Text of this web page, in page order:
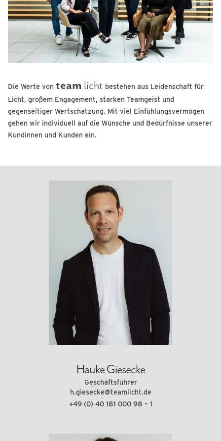
Die Werte von team licht bestehen aus Leidenschaft für
Licht, großem Engagement, starken Teamgeist und
gegenseitiger Wertschätzung. Mit viel Einfühlungsvermögen
gehen wir individuell auf die Wünsche und Bedürfnisse unserer
Kundinnen und Kunden ein.
Hauke Giesecke
h.giesecke@teamlicht.de
+49 (0) 40 181 000 98 – 1
Geschäftsführer